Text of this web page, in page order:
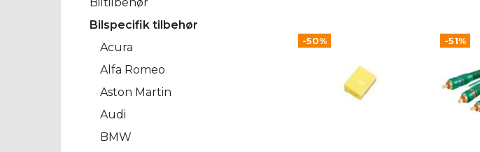
Bilspecifik tilbehør
Acura
Alfa Romeo
Aston Martin
Audi
BMW
-50% -51%